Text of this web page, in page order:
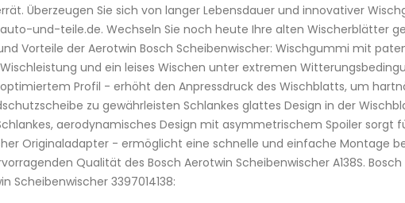
Überzeugen Sie sich von langer Lebensdauer und innovativer
und-teile.de. Wechseln Sie noch heute Ihre alten Wischerblätter
Vorteile der Aerotwin Bosch Scheibenwischer: Wischgummi mit
und ein leises Wischen unter extremen
Profil - erhöht den Anpressdruck des Wischblatts, um
zu gewährleisten Schlankes glattes Design in der
aerodynamisches Design mit asymmetrischem Spoiler sorgt
Originaladapter - ermöglicht eine schnelle und einfache Montage
Qualität des Bosch Aerotwin Scheibenwischer A138S.
3397014138: